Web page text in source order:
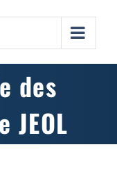
des
JEOL